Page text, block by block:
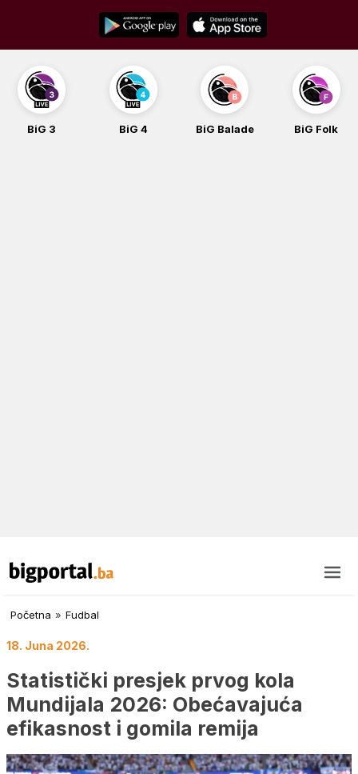
content
BiG 3 BiG 4 BiG Balade BiG Folk
Početna » Fudbal
18. Juna 2026.
Statistički presjek prvog kola
Mundijala 2026: Obećavajuća
efikasnost i gomila remija